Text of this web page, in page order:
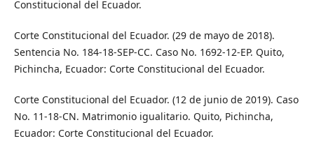
Constitucional del Ecuador.
Corte Constitucional del Ecuador. (29 de mayo de 2018).
Sentencia No. 184-18-SEP-CC. Caso No. 1692-12-EP. Quito,
Pichincha, Ecuador: Corte Constitucional del Ecuador.
Corte Constitucional del Ecuador. (12 de junio de 2019). Caso
No. 11-18-CN. Matrimonio igualitario. Quito, Pichincha,
Ecuador: Corte Constitucional del Ecuador.